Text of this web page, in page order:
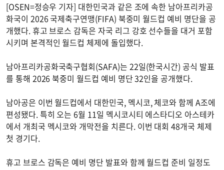
[OSEN=정승우 기자] 대한민국과 같은 조에 속한 남아프리카공
화국이 2026 국제축구연맹(FIFA) 북중미 월드컵 예비 명단을 공
개했다. 휴고 브로스 감독은 자국 리그 강호 선수들을 대거 포함
시키며 본격적인 월드컵 체제에 돌입했다.
남아프리카공화국축구협회(SAFA)는 22일(한국시간) 공식 발표
를 통해 2026 북중미 월드컵 예비 명단 32인을 공개했다.
남아공은 이번 월드컵에서 대한민국, 멕시코, 체코와 함께 A조에
편성됐다. 특히 오는 6월 11일 멕시코시티 에스타디오 아스테카
에서 개최국 멕시코와 개막전을 치른다. 이번 대회 48개국 체제
첫 경기다.
휴고 브로스 감독은 예비 명단 발표와 함께 월드컵 준비 일정도